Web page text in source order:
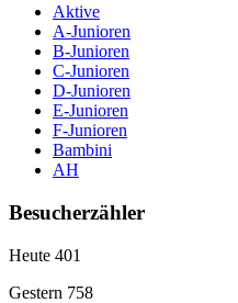
Aktive
A-Junioren
B-Junioren
C-Junioren
D-Junioren
E-Junioren
F-Junioren
Bambini
AH
Besucherzähler
Heute 401
Gestern 758